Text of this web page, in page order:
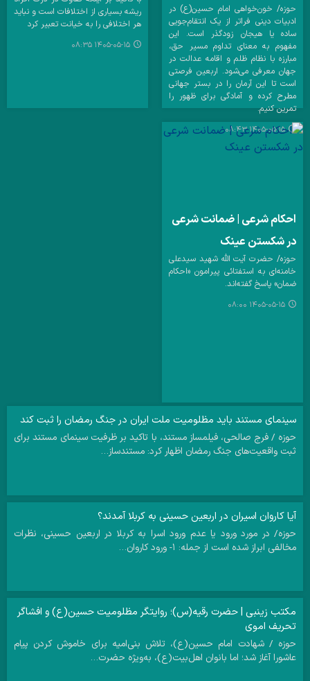
حوزه/ خون‌خواهی امام حسین(ع) در
ادبیات دینی فراتر از یک انتقام‌جویی
ساده یا هیجان زودگذر است. این
مفهوم به معنای تداوم مسیر حق،
مبارزه با نظام ظلم و اقامه عدالت در
جهان معرفی می‌شود. اربعین فرصتی
است تا این آرمان را در بستر جهانی
مطرح کرده و آمادگی برای ظهور را
تمرین کنیم.
۱۴۰۵-۰۵-۱۵ ۰۸:۴۳
ریشه بسیاری از اختلافات است و نباید
هر اختلافی را به خیانت تعبیر کرد
۱۴۰۵-۰۵-۱۵ ۰۸:۳۵
احکام شرعی | ضمانت شرعی
در شکستن عینک
حوزه/ حضرت آیت الله شهید سیدعلی
خامنه‌ای به استفتائی پیرامون «احکام
ضمان» پاسخ گفته‌اند.
۱۴۰۵-۰۵-۱۵ ۰۸:۰۰
سینمای مستند باید مظلومیت ملت ایران در جنگ رمضان را ثبت کند
حوزه / فرج صالحی، فیلمساز مستند، با تاکید بر ظرفیت سینمای مستند برای
ثبت واقعیت‌های جنگ رمضان اظهار کرد: مستندساز…
آیا کاروان اسیران در اربعین حسینی به کربلا آمدند؟
حوزه/ در مورد ورود یا عدم ورود اسرا به کربلا در اربعین حسینی، نظرات
مخالفی ابراز شده است از جمله: ۱- ورود کاروان…
مکتب زینبی | حضرت رقیه(س)؛ روایتگر مظلومیت حسین(ع) و افشاگر
تحریف اموی
حوزه / شهادت امام حسین(ع)، تلاش بنی‌امیه برای خاموش کردن پیام
عاشورا آغاز شد؛ اما بانوان اهل‌بیت(ع)، به‌ویژه حضرت…